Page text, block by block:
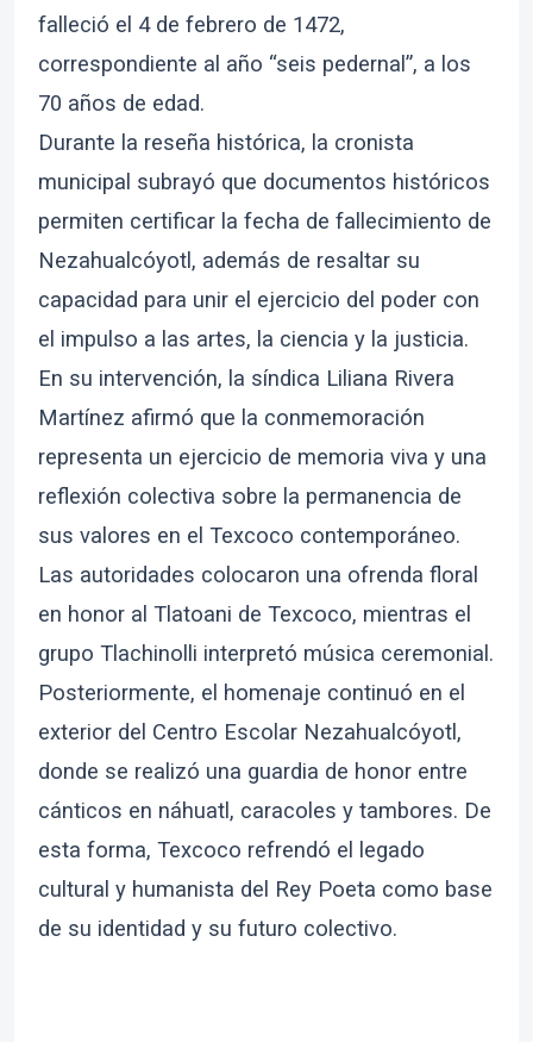
falleció el 4 de febrero de 1472,
correspondiente al año “seis pedernal”, a los
70 años de edad.
Durante la reseña histórica, la cronista
municipal subrayó que documentos históricos
permiten certificar la fecha de fallecimiento de
Nezahualcóyotl, además de resaltar su
capacidad para unir el ejercicio del poder con
el impulso a las artes, la ciencia y la justicia.
En su intervención, la síndica Liliana Rivera
Martínez afirmó que la conmemoración
representa un ejercicio de memoria viva y una
reflexión colectiva sobre la permanencia de
sus valores en el Texcoco contemporáneo.
Las autoridades colocaron una ofrenda floral
en honor al Tlatoani de Texcoco, mientras el
grupo Tlachinolli interpretó música ceremonial.
Posteriormente, el homenaje continuó en el
exterior del Centro Escolar Nezahualcóyotl,
donde se realizó una guardia de honor entre
cánticos en náhuatl, caracoles y tambores. De
esta forma, Texcoco refrendó el legado
cultural y humanista del Rey Poeta como base
de su identidad y su futuro colectivo.